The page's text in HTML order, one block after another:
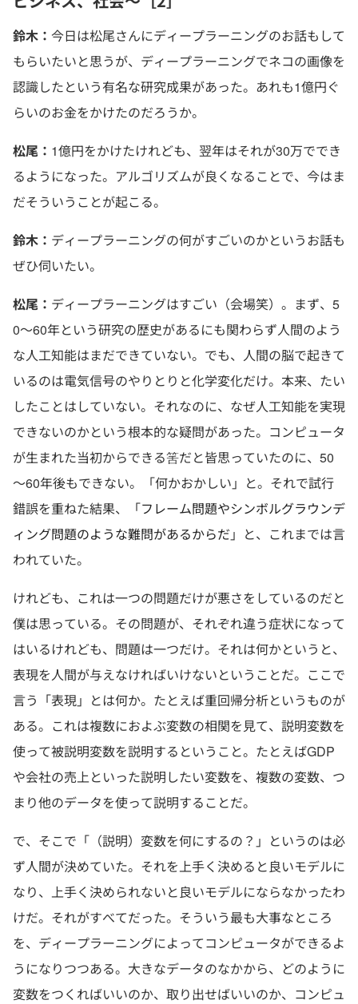
鈴木： 今日は松尾さんにディープラーニングのお話もして
もらいたいと思うが、ディープラーニングでネコの画像を
認識したという有名な研究成果があった。あれも1億円ぐ
らいのお金をかけたのだろうか。
松尾： 1億円をかけたけれども、翌年はそれが30万ででき
るようになった。アルゴリズムが良くなることで、今はま
だそういうことが起こる。
鈴木： ディープラーニングの何がすごいのかというお話も
ぜひ伺いたい。
松尾： ディープラーニングはすごい（会場笑）。まず、5
0～60年という研究の歴史があるにも関わらず人間のよう
な人工知能はまだできていない。でも、人間の脳で起きて
いるのは電気信号のやりとりと化学変化だけ。本来、たい
したことはしていない。それなのに、なぜ人工知能を実現
できないのかという根本的な疑問があった。コンピュータ
が生まれた当初からできる筈だと皆思っていたのに、50
～60年後もできない。「何かおかしい」と。それで試行
錯誤を重ねた結果、「フレーム問題やシンボルグラウンデ
ィング問題のような難問があるからだ 」と、これまでは言
われていた。
けれども、これは一つの問題だけが悪さをしているのだと
僕は思っている。その問題が、それぞれ違う症状になって
はいるけれども、問題は一つだけ。それは何かというと、
表現を人間が与えなければいけないということだ。ここで
言う「表現」とは何か。たとえば重回帰分析というものが
ある。これは複数におよぶ変数の相関を見て、説明変数を
使って被説明変数を説明するということ。たとえばGDP
や会社の売上といった説明したい変数を、複数の変数、つ
まり他のデータを使って説明することだ。
で、そこで「（説明）変数を何にするの？」というのは必
ず人間が決めていた。それを上手く決めると良いモデルに
なり、上手く決められないと良いモデルにならなかったわ
けだ。それがすべてだった。そういう最も大事なところ
を、ディープラーニングによってコンピュータができるよ
うになりつつある。大きなデータのなかから、どのように
変数をつくればいいのか、取り出せばいいのか、コンピュ